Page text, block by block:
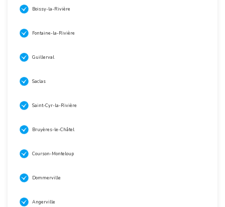
Boissy-la-Rivière
Fontaine-la-Rivière
Guillerval
Saclas
Saint-Cyr-la-Rivière
Bruyères-le-Châtel
Courson-Monteloup
Dommerville
Angerville